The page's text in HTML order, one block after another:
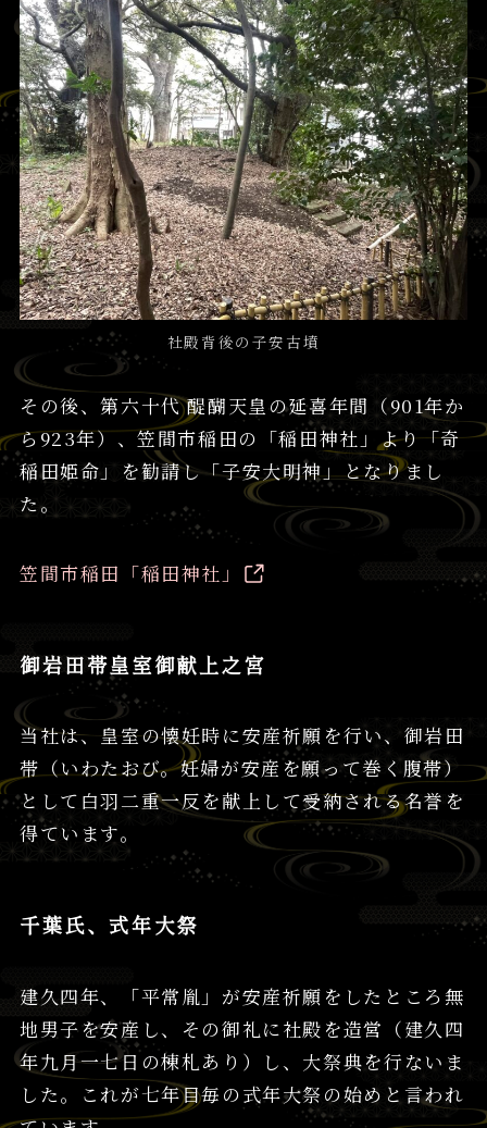
社殿背後の子安古墳
その後、第六十代 醍醐天皇の延喜年間（901年か
ら923年）、笠間市稲田の「稲田神社」より「奇
稲田姫命」を勧請し「子安大明神」となりまし
た。
笠間市稲田「稲田神社」
御岩田帯皇室御献上之宮
当社は、皇室の懐妊時に安産祈願を行い、御岩田
帯（いわたおび。妊婦が安産を願って巻く腹帯）
として白羽二重一反を献上して受納される名誉を
得ています。
千葉氏、式年大祭
建久四年、「平常胤」が安産祈願をしたところ無
地男子を安産し、その御礼に社殿を造営（建久四
年九月一七日の棟札あり）し、大祭典を行ないま
した。これが七年目毎の式年大祭の始めと言われ